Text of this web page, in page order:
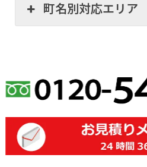
町名別対応エリア